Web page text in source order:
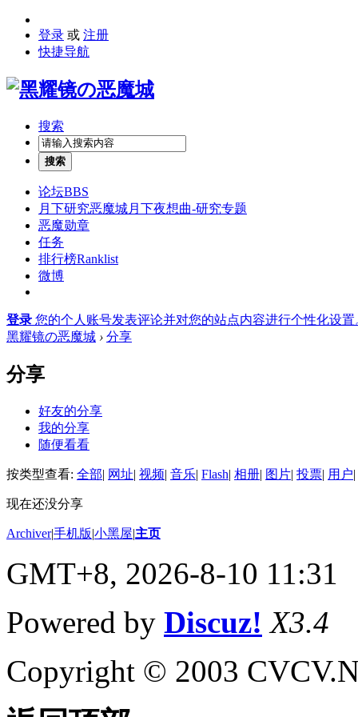
登录 或 注册
快捷导航
搜索
搜索
论坛BBS
月下研究恶魔城月下夜想曲-研究专题
恶魔勋章
任务
排行榜Ranklist
微博
登录 您的个人账号发表评论并对您的站点内容进行个性化设置
黑耀镜の恶魔城 › 分享
分享
好友的分享
我的分享
随便看看
按类型查看: 全部| 网址| 视频| 音乐| Flash| 相册| 图片| 投票| 用户|
现在还没分享
Archiver|手机版|小黑屋|主页
GMT+8, 2026-8-10 11:31
Powered by Discuz! X3.4
Copyright © 2003